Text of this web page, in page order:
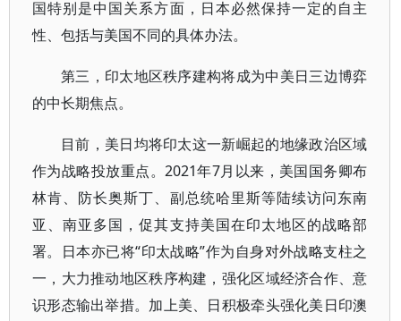
国特别是中国关系方面，日本必然保持一定的自主
性、包括与美国不同的具体办法。
第三，印太地区秩序建构将成为中美日三边博弈
的中长期焦点。
目前，美日均将印太这一新崛起的地缘政治区域
作为战略投放重点。2021年7月以来，美国国务卿布
林肯、防长奥斯丁、副总统哈里斯等陆续访问东南
亚、南亚多国，促其支持美国在印太地区的战略部
署。日本亦已将“印太战略”作为自身对外战略支柱之
一，大力推动地区秩序构建，强化区域经济合作、意
识形态输出举措。加上美、日积极牵头强化美日印澳